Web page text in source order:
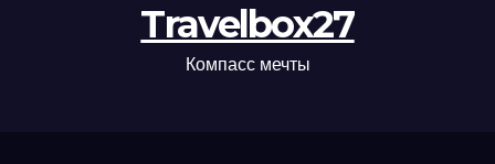
Travelbox27
Компасс мечты